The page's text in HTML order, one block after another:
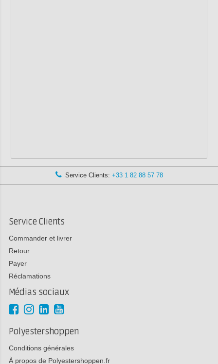
Service Clients: +33 1 82 88 57 78
Service Clients
Commander et livrer
Retour
Payer
Réclamations
Médias sociaux
Polyestershoppen
Conditions générales
À propos de Polyestershoppen.fr